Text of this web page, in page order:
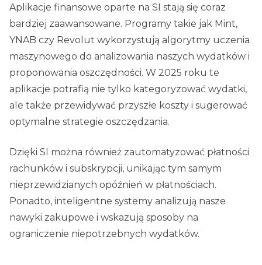
Aplikacje finansowe oparte na SI stają się coraz
bardziej zaawansowane. Programy takie jak Mint,
YNAB czy Revolut wykorzystują algorytmy uczenia
maszynowego do analizowania naszych wydatków i
proponowania oszczędności. W 2025 roku te
aplikacje potrafią nie tylko kategoryzować wydatki,
ale także przewidywać przyszłe koszty i sugerować
optymalne strategie oszczędzania.
Dzięki SI można również zautomatyzować płatności
rachunków i subskrypcji, unikając tym samym
nieprzewidzianych opóźnień w płatnościach.
Ponadto, inteligentne systemy analizują nasze
nawyki zakupowe i wskazują sposoby na
ograniczenie niepotrzebnych wydatków.